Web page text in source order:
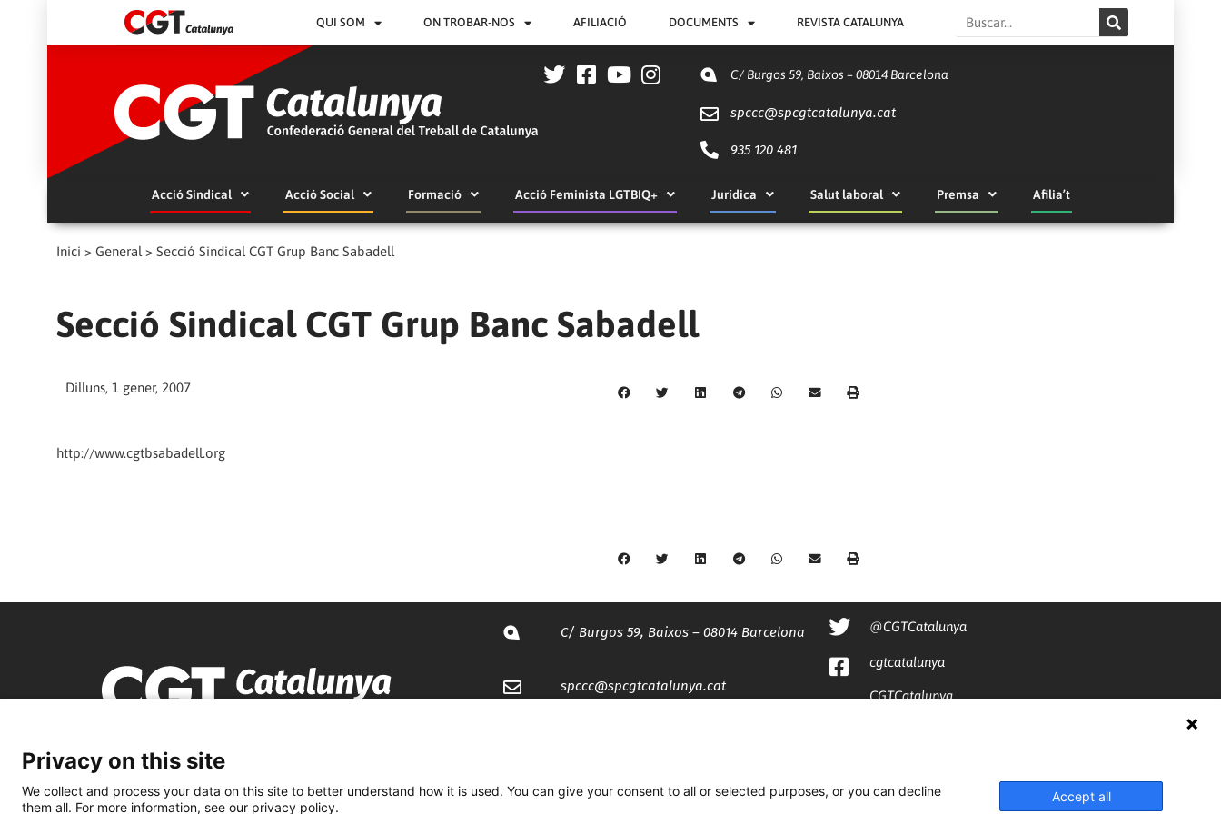
QUI SOM ON TROBAR-NOS AFILIACIÓ DOCUMENTS REVISTA CATALUNYA Search
C/ Burgos 59, Baixos – 08014 Barcelona
spccc@spcgtcatalunya.cat
935 120 481
Acció Sindical Acció Social Formació Acció Feminista LGTBIQ+ Jurídica Salut laboral Premsa Afilia’t
Inici > General > Secció Sindical CGT Grup Banc Sabadell
Secció Sindical CGT Grup Banc Sabadell
Dilluns, 1 gener, 2007
http://www.cgtbsabadell.org
C/ Burgos 59, Baixos – 08014 Barcelona
spccc@spcgtcatalunya.cat
@CGTCatalunya
cgtcatalunya
CGTCatalunya
Privacy on this site
We collect and process your data on this site to better understand how it is used. You can give your consent to all or selected purposes, or you can decline
them all. For more information, see our privacy policy.
Accept all